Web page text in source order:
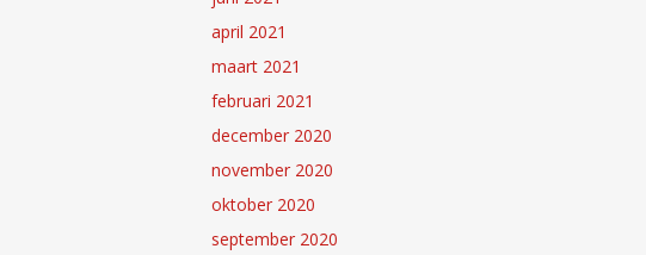
april 2021
maart 2021
februari 2021
december 2020
november 2020
oktober 2020
september 2020